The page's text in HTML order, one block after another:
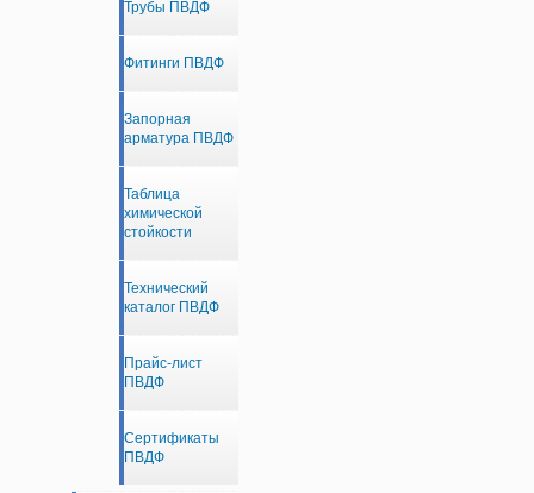
Трубы ПВДФ
Фитинги ПВДФ
Запорная
арматура ПВДФ
Таблица
химической
стойкости
Технический
каталог ПВДФ
Прайс-лист
ПВДФ
Сертификаты
ПВДФ